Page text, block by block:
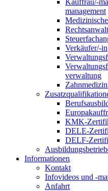
Kauffrau/-
manage­ment
Verkäufer/-in
verwaltung
KMK-
DELE-
DELF-
Informationen
Kontakt
Infovideos und -
Anfahrt